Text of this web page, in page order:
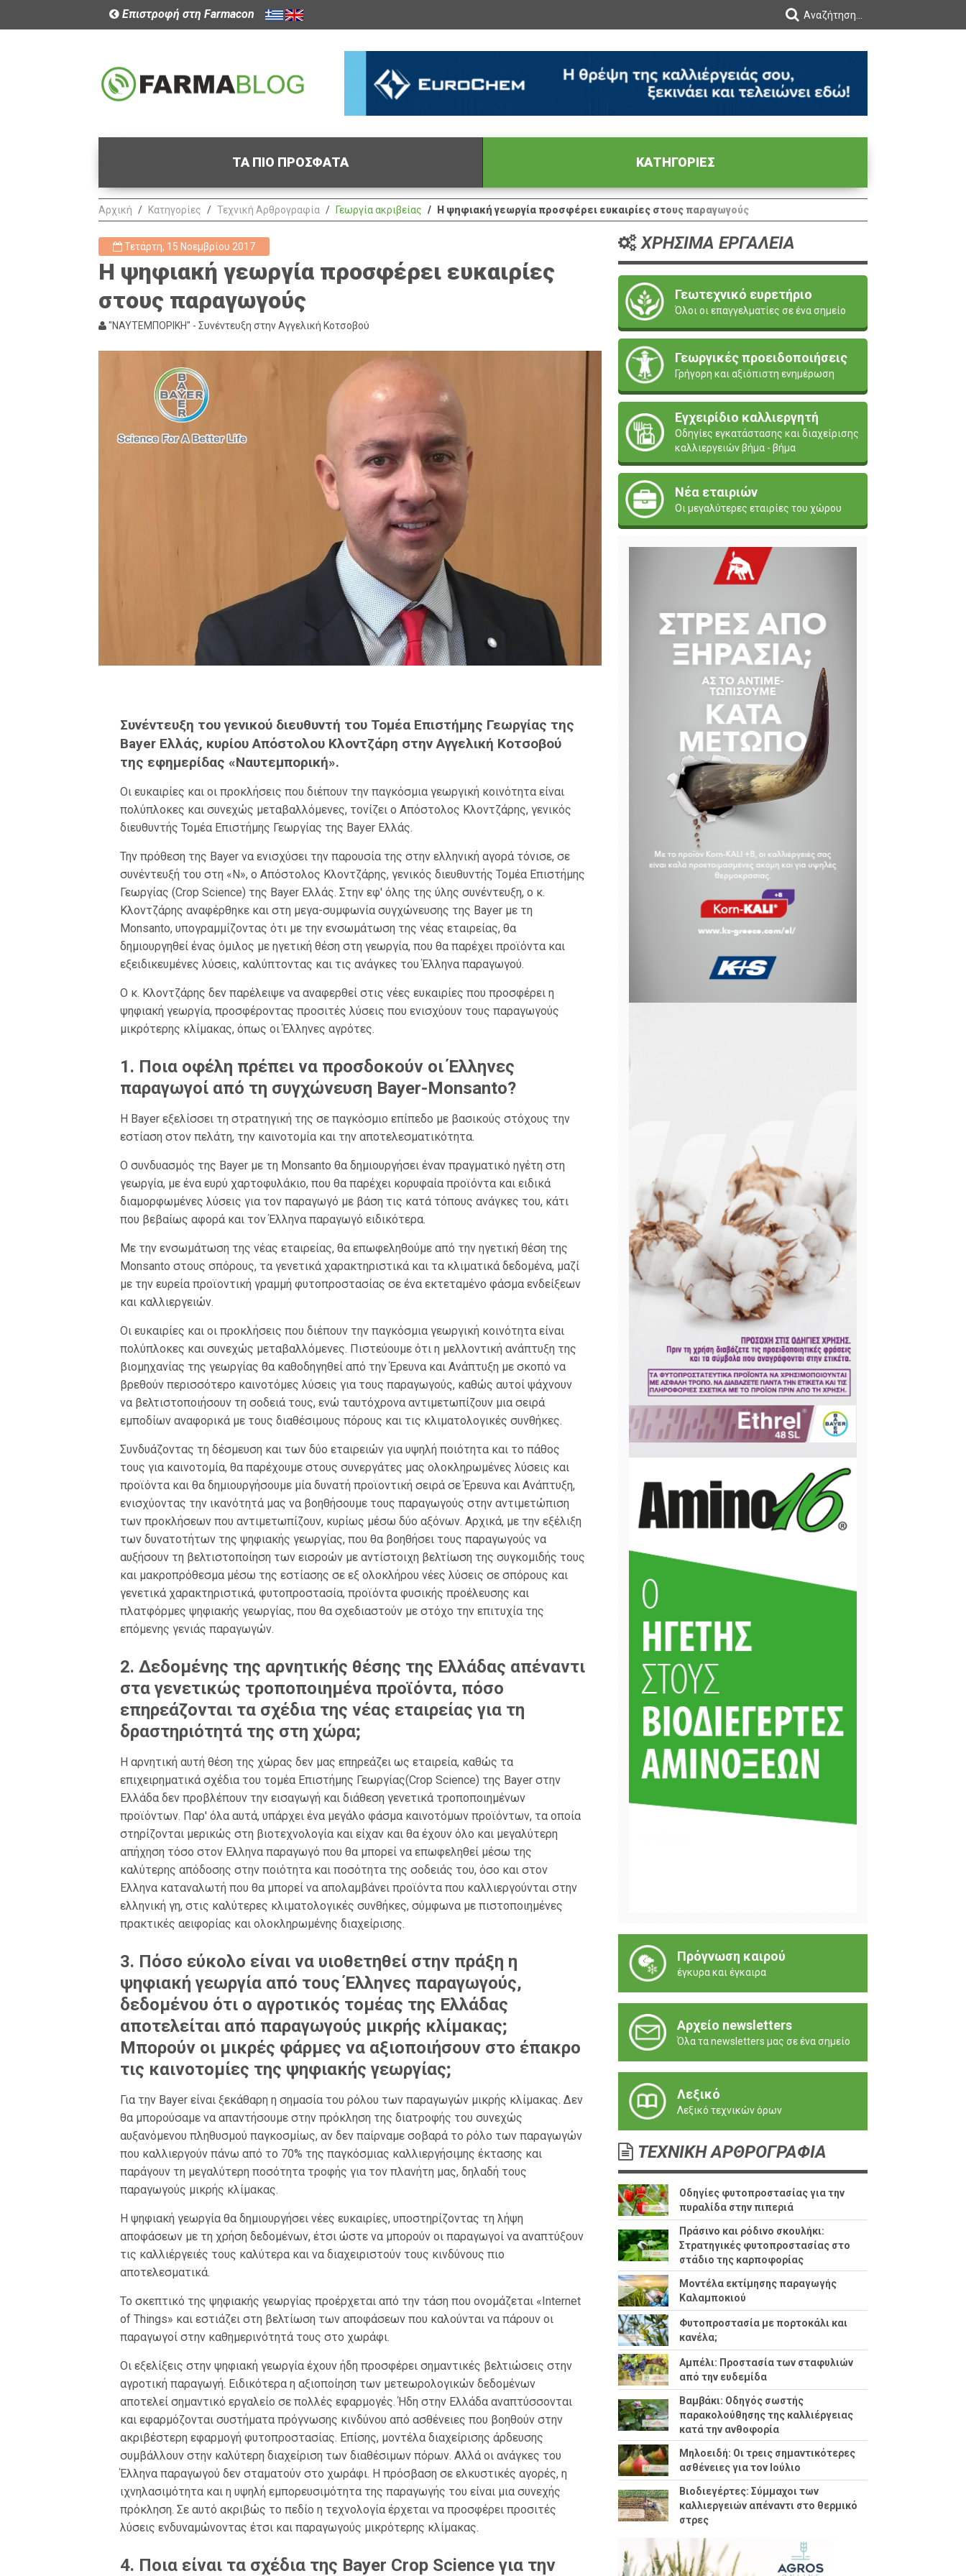
Επιστροφή στη Farmacon
ΤΑ ΠΙΟ ΠΡΟΣΦΑΤΑ ΚΑΤΗΓΟΡΙΕΣ
Αρχική Κατηγορίες Τεχνική Αρθρογραφία Γεωργία ακριβείας Η ψηφιακή γεωργία προσφέρει ευκαιρίες στους παραγωγούς
Τετάρτη, 15 Νοεμβρίου 2017
Η ψηφιακή γεωργία προσφέρει ευκαιρίες
στους παραγωγούς
"ΝΑΥΤΕΜΠΟΡΙΚΗ" - Συνέντευξη στην Αγγελική Κοτσοβού
Συνέντευξη του γενικού διευθυντή του Τομέα Επιστήμης Γεωργίας της
Bayer Eλλάς, κυρίου Απόστολου Κλοντζάρη στην Αγγελική Κοτσοβού
της εφημερίδας «Ναυτεμπορική».
Οι ευκαιρίες και οι προκλήσεις που διέπουν την παγκόσμια γεωργική κοινότητα είναι
πολύπλοκες και συνεχώς μεταβαλλόμενες, τονίζει ο Απόστολος Κλοντζάρης, γενικός
διευθυντής Τομέα Επιστήμης Γεωργίας της Bayer Eλλάς.
Την πρόθεση της Bayer να ενισχύσει την παρουσία της στην ελληνική αγορά τόνισε, σε
συνέντευξή του στη «Ν», ο Απόστολος Κλοντζάρης, γενικός διευθυντής Τομέα Επιστήμης
Γεωργίας (Crop Science) της Bayer Eλλάς. Στην εφ' όλης της ύλης συνέντευξη, ο κ.
Κλοντζάρης αναφέρθηκε και στη μεγα-συμφωνία συγχώνευσης της Bayer με τη
Monsanto, υπογραμμίζοντας ότι με την ενσωμάτωση της νέας εταιρείας, θα
δημιουργηθεί ένας όμιλος με ηγετική θέση στη γεωργία, που θα παρέχει προϊόντα και
εξειδικευμένες λύσεις, καλύπτοντας και τις ανάγκες του Έλληνα παραγωγού.
Ο κ. Κλοντζάρης δεν παρέλειψε να αναφερθεί στις νέες ευκαιρίες που προσφέρει η
ψηφιακή γεωργία, προσφέροντας προσιτές λύσεις που ενισχύουν τους παραγωγούς
μικρότερης κλίμακας, όπως οι Έλληνες αγρότες.
1. Ποια οφέλη πρέπει να προσδοκούν οι Έλληνες
παραγωγοί από τη συγχώνευση Bayer-Monsanto?
Η Bayer εξελίσσει τη στρατηγική της σε παγκόσμιο επίπεδο με βασικούς στόχους την
εστίαση στον πελάτη, την καινοτομία και την αποτελεσματικότητα.
Ο συνδυασμός της Bayer με τη Monsanto θα δημιουργήσει έναν πραγματικό ηγέτη στη
γεωργία, με ένα ευρύ χαρτοφυλάκιο, που θα παρέχει κορυφαία προϊόντα και ειδικά
διαμορφωμένες λύσεις για τον παραγωγό με βάση τις κατά τόπους ανάγκες του, κάτι
που βεβαίως αφορά και τον Έλληνα παραγωγό ειδικότερα.
Με την ενσωμάτωση της νέας εταιρείας, θα επωφεληθούμε από την ηγετική θέση της
Monsanto στους σπόρους, τα γενετικά χαρακτηριστικά και τα κλιματικά δεδομένα, μαζί
με την ευρεία προϊοντική γραμμή φυτοπροστασίας σε ένα εκτεταμένο φάσμα ενδείξεων
και καλλιεργειών.
Οι ευκαιρίες και οι προκλήσεις που διέπουν την παγκόσμια γεωργική κοινότητα είναι
πολύπλοκες και συνεχώς μεταβαλλόμενες. Πιστεύουμε ότι η μελλοντική ανάπτυξη της
βιομηχανίας της γεωργίας θα καθοδηγηθεί από την Έρευνα και Ανάπτυξη με σκοπό να
βρεθούν περισσότερο καινοτόμες λύσεις για τους παραγωγούς, καθώς αυτοί ψάχνουν
να βελτιστοποιήσουν τη σοδειά τους, ενώ ταυτόχρονα αντιμετωπίζουν μια σειρά
εμποδίων αναφορικά με τους διαθέσιμους πόρους και τις κλιματολογικές συνθήκες.
Συνδυάζοντας τη δέσμευση και των δύο εταιρειών για υψηλή ποιότητα και το πάθος
τους για καινοτομία, θα παρέχουμε στους συνεργάτες μας ολοκληρωμένες λύσεις και
προϊόντα και θα δημιουργήσουμε μία δυνατή προϊοντική σειρά σε Έρευνα και Ανάπτυξη,
ενισχύοντας την ικανότητά μας να βοηθήσουμε τους παραγωγούς στην αντιμετώπιση
των προκλήσεων που αντιμετωπίζουν, κυρίως μέσω δύο αξόνων. Αρχικά, με την εξέλιξη
των δυνατοτήτων της ψηφιακής γεωργίας, που θα βοηθήσει τους παραγωγούς να
αυξήσουν τη βελτιστοποίηση των εισροών με αντίστοιχη βελτίωση της συγκομιδής τους
και μακροπρόθεσμα μέσω της εστίασης σε εξ ολοκλήρου νέες λύσεις σε σπόρους και
γενετικά χαρακτηριστικά, φυτοπροστασία, προϊόντα φυσικής προέλευσης και
πλατφόρμες ψηφιακής γεωργίας, που θα σχεδιαστούν με στόχο την επιτυχία της
επόμενης γενιάς παραγωγών.
2. Δεδομένης της αρνητικής θέσης της Ελλάδας απέναντι
στα γενετικώς τροποποιημένα προϊόντα, πόσο
επηρεάζονται τα σχέδια της νέας εταιρείας για τη
δραστηριότητά της στη χώρα;
H αρνητική αυτή θέση της χώρας δεν μας επηρεάζει ως εταιρεία, καθώς τα
επιχειρηματικά σχέδια του τομέα Επιστήμης Γεωργίας(Crop Science) της Bayer στην
Ελλάδα δεν προβλέπουν την εισαγωγή και διάθεση γενετικά τροποποιημένων
προϊόντων. Παρ' όλα αυτά, υπάρχει ένα μεγάλο φάσμα καινοτόμων προϊόντων, τα οποία
στηρίζονται μερικώς στη βιοτεχνολογία και είχαν και θα έχουν όλο και μεγαλύτερη
απήχηση τόσο στον Ελληνα παραγωγό που θα μπορεί να επωφεληθεί μέσω της
καλύτερης απόδοσης στην ποιότητα και ποσότητα της σοδειάς του, όσο και στον
Ελληνα καταναλωτή που θα μπορεί να απολαμβάνει προϊόντα που καλλιεργούνται στην
ελληνική γη, στις καλύτερες κλιματολογικές συνθήκες, σύμφωνα με πιστοποιημένες
πρακτικές αειφορίας και ολοκληρωμένης διαχείρισης.
3. Πόσο εύκολο είναι να υιοθετηθεί στην πράξη η
ψηφιακή γεωργία από τους Έλληνες παραγωγούς,
δεδομένου ότι ο αγροτικός τομέας της Ελλάδας
αποτελείται από παραγωγούς μικρής κλίμακας;
Μπορούν οι μικρές φάρμες να αξιοποιήσουν στο έπακρο
τις καινοτομίες της ψηφιακής γεωργίας;
Για την Bayer είναι ξεκάθαρη η σημασία του ρόλου των παραγωγών μικρής κλίμακας. Δεν
θα μπορούσαμε να απαντήσουμε στην πρόκληση της διατροφής του συνεχώς
αυξανόμενου πληθυσμού παγκοσμίως, αν δεν παίρναμε σοβαρά το ρόλο των παραγωγών
που καλλιεργούν πάνω από το 70% της παγκόσμιας καλλιεργήσιμης έκτασης και
παράγουν τη μεγαλύτερη ποσότητα τροφής για τον πλανήτη μας, δηλαδή τους
παραγωγούς μικρής κλίμακας.
Η ψηφιακή γεωργία θα δημιουργήσει νέες ευκαιρίες, υποστηρίζοντας τη λήψη
αποφάσεων με τη χρήση δεδομένων, έτσι ώστε να μπορούν οι παραγωγοί να αναπτύξουν
τις καλλιέργειές τους καλύτερα και να διαχειριστούν τους κινδύνους πιο
αποτελεσματικά.
Το σκεπτικό της ψηφιακής γεωργίας προέρχεται από την τάση που ονομάζεται «Internet
of Things» και εστιάζει στη βελτίωση των αποφάσεων που καλούνται να πάρουν οι
παραγωγοί στην καθημερινότητά τους στο χωράφι.
Οι εξελίξεις στην ψηφιακή γεωργία έχουν ήδη προσφέρει σημαντικές βελτιώσεις στην
αγροτική παραγωγή. Ειδικότερα η αξιοποίηση των μετεωρολογικών δεδομένων
αποτελεί σημαντικό εργαλείο σε πολλές εφαρμογές. Ήδη στην Ελλάδα αναπτύσσονται
και εφαρμόζονται συστήματα πρόγνωσης κινδύνου από ασθένειες που βοηθούν στην
ακριβέστερη εφαρμογή φυτοπροστασίας. Επίσης, μοντέλα διαχείρισης άρδευσης
συμβάλλουν στην καλύτερη διαχείριση των διαθέσιμων πόρων. Αλλά οι ανάγκες του
Έλληνα παραγωγού δεν σταματούν στο χωράφι. Η πρόσβαση σε ελκυστικές αγορές, η
ιχνηλασιμότητα και η υψηλή εμπορευσιμότητα της παραγωγής του είναι μια συνεχής
πρόκληση. Σε αυτό ακριβώς το πεδίο η τεχνολογία έρχεται να προσφέρει προσιτές
λύσεις ενδυναμώνοντας έτσι και παραγωγούς μικρότερης κλίμακας.
4. Ποια είναι τα σχέδια της Bayer Crop Science για την
ΧΡΗΣΙΜΑ ΕΡΓΑΛΕΙΑ
Γεωτεχνικό ευρετήριο
Όλοι οι επαγγελματίες σε ένα σημείο
Γεωργικές προειδοποιήσεις
Γρήγορη και αξιόπιστη ενημέρωση
Εγχειρίδιο καλλιεργητή
Οδηγίες εγκατάστασης και διαχείρισης
καλλιεργειών βήμα - βήμα
Νέα εταιριών
Οι μεγαλύτερες εταιρίες του χώρου
Πρόγνωση καιρού
έγκυρα και έγκαιρα
Αρχείο newsletters
Όλα τα newsletters μας σε ένα σημείο
Λεξικό
Λεξικό τεχνικών όρων
ΤΕΧΝΙΚΗ ΑΡΘΡΟΓΡΑΦΙΑ
Οδηγίες φυτοπροστασίας για την
πυραλίδα στην πιπεριά
Πράσινο και ρόδινο σκουλήκι:
Στρατηγικές φυτοπροστασίας στο
στάδιο της καρποφορίας
Μοντέλα εκτίμησης παραγωγής
Καλαμποκιού
Φυτοπροστασία με πορτοκάλι και
κανέλα;
Αμπέλι: Προστασία των σταφυλιών
από την ευδεμίδα
Βαμβάκι: Οδηγός σωστής
παρακολούθησης της καλλιέργειας
κατά την ανθοφορία
Μηλοειδή: Οι τρεις σημαντικότερες
ασθένειες για τον Ιούλιο
Βιοδιεγέρτες: Σύμμαχοι των
καλλιεργειών απέναντι στο θερμικό
στρες